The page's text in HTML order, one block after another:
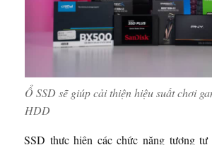
Ổ SSD sẽ giúp cải thiện hiệu suất chơi
HDD
SSD thực hiện các chức năng tương